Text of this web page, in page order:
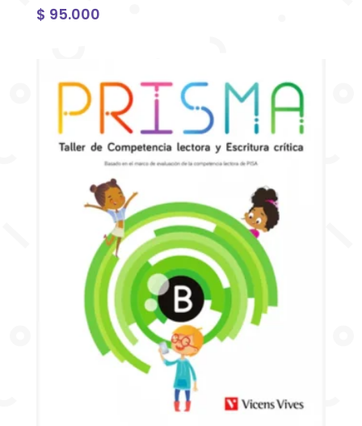
$ 95.000